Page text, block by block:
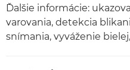
Ďalšie informácie:
varovania, detekcia
snímania, vyváženie